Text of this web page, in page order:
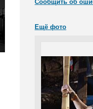
Сообщить об
Ещё фото